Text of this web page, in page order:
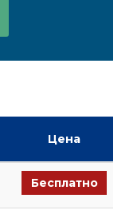
Цена
Бесплатно